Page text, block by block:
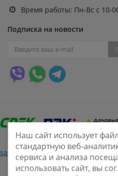
Время работы: Пн-Вс с 10-
Подписка на новости
sale@smarine.shop 2026 Нашли
Наш сайт использует
стандартную веб-
сервиса и анализа
использовать сайт, вы